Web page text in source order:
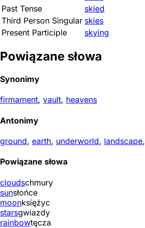
Past Tense
skied
Third Person Singular skies
Present Participle
skying
Powiązane słowa
Synonimy
firmament, vault, heavens
Antonimy
ground, earth, underworld, landscape,
Powiązane słowa
cloudschmury
sunsłońce
moonksiężyc
starsgwiazdy
rainbowtęcza